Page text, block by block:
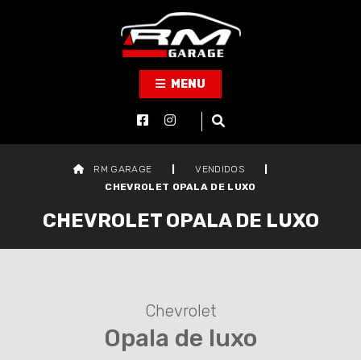
MENU
RM GARAGE VENDIDOS
CHEVROLET OPALA DE LUXO
CHEVROLET OPALA DE LUXO
Chevrolet
Opala de luxo